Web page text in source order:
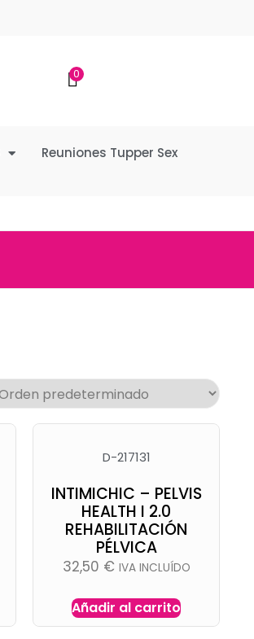
0
Reuniones Tupper Sex
D-217131
INTIMICHIC – PELVIS
HEALTH I 2.0
REHABILITACIÓN
PÉLVICA
32,50 € IVA INCLUÍDO
Añadir al carrito